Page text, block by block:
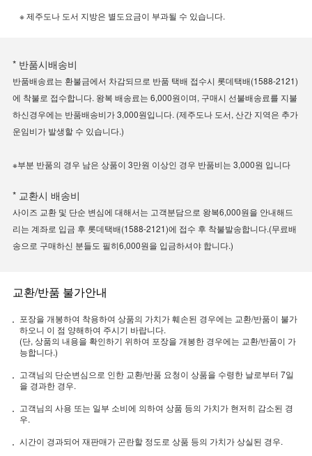
※ 제주도나 도서 지방은 별도요금이 부과될 수 있습니다.
* 반품시배송비
반품배송료는 환불금에서 차감되므로 반품 택배 접수시 롯데택배(1588-2121)
에 착불로 접수합니다. 왕복 배송료는 6,000원이며, 구매시 선불배송료를 지불
하신경우에는 반품배송비가 3,000원입니다. (제주도나 도서, 산간 지역은 추가
운임비가 발생할 수 있습니다.)
※부분 반품의 경우 남은 상품이 3만원 이상인 경우 반품비는 3,000원 입니다
* 교환시 배송비
사이즈 교환 및 단순 변심에 대해서는 고객분담으로 왕복6,000원을 안내해드
리는 계좌로 입금 후 롯데택배(1588-2121)에 접수 후 착불발송합니다.(무료배
송으로 구매하신 분들도 필히6,000원을 입금하셔야 합니다.)
교환/반품 불가안내
포장을 개봉하여 착용하여 상품의 가치가 훼손된 경우에는 교환/반품이 불가
하오니 이 점 양해하여 주시기 바랍니다.
(단, 상품의 내용을 확인하기 위하여 포장을 개봉한 경우에는 교환/반품이 가
능합니다.)
고객님의 단순변심으로 인한 교환/반품 요청이 상품을 수령한 날로부터 7일
을 경과한 경우.
고객님의 사용 또는 일부 소비에 의하여 상품 등의 가치가 현저히 감소된 경
우.
시간이 경과되어 재판매가 곤란할 정도로 상품 등의 가치가 상실된 경우.